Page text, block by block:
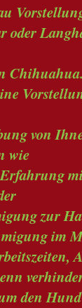
oder
von
wie
zur
im
den